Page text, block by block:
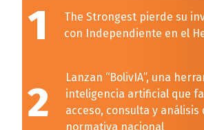
1
The Strongest pierde su
con Independiente en el
2
Lanzan “BolivIA”, una
inteligencia artificial que
acceso, consulta y análisis
normativa nacional